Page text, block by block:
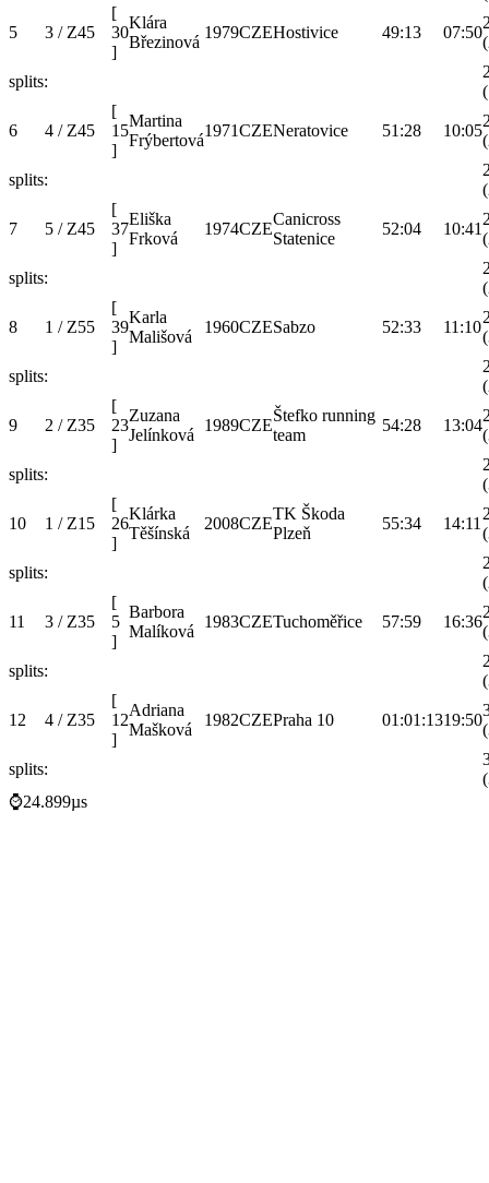
5 3 / Z45
[
30
]
Klára
Březinová
1979CZEHostivice 49:13 07:50
splits:
6 4 / Z45
[
15
]
Martina
Frýbertová
1971CZENeratovice 51:28 10:05
splits:
7 5 / Z45
[
37
]
Eliška
Frková
1974CZE
Canicross
Statenice
52:04 10:41
splits:
8 1 / Z55
[
39
]
Karla
Mališová
1960CZESabzo 52:33 11:10
splits:
9 2 / Z35
[
23
]
Zuzana
Jelínková
1989CZE
Štefko running
team
54:28 13:04
splits:
10 1 / Z15
[
26
]
Klárka
Těšínská
2008CZE
TK Škoda
Plzeň
55:34 14:11
splits:
11 3 / Z35
[
5
]
Barbora
Malíková
1983CZETuchoměřice 57:59 16:36
splits:
12 4 / Z35
[
12
]
Adriana
Mašková
1982CZEPraha 10 01:01:1319:50
splits:
⌚24.899µs